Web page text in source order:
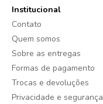
Institucional
Contato
Quem somos
Sobre as entregas
Formas de pagamento
Trocas e devoluções
Privacidade e segurança